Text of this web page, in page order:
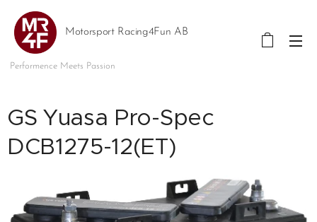
Motorsport Racing4Fun AB
Performence Meets Passion
GS Yuasa Pro-Spec
DCB1275-12(ET)